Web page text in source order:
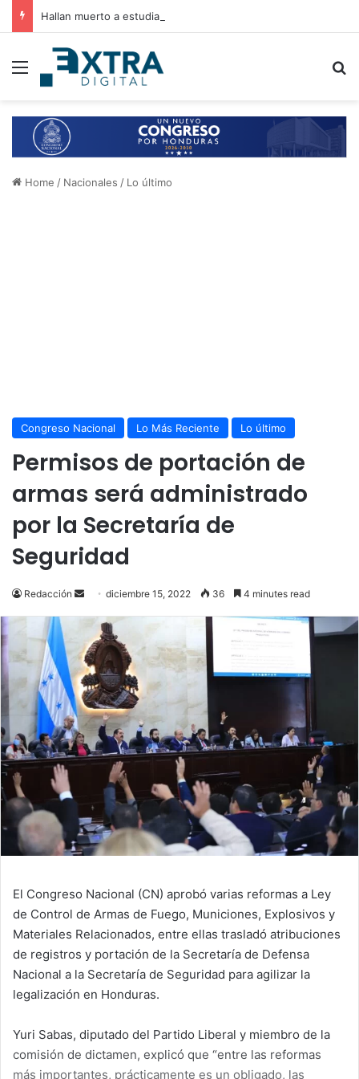
Menu
Home / Nacionales / Lo último
Congreso Nacional Lo Más Reciente Lo último
Permisos de portación de
armas será administrado
por la Secretaría de
Seguridad
Redacción
Send
email
diciembre 15, 2022 36 4 minutes read
El Congreso Nacional (CN) aprobó varias reformas a Ley
de Control de Armas de Fuego, Municiones, Explosivos y
Materiales Relacionados, entre ellas trasladó atribuciones
de registros y portación de la Secretaría de Defensa
Nacional a la Secretaría de Seguridad para agilizar la
legalización en Honduras.
Yuri Sabas, diputado del Partido Liberal y miembro de la
comisión de dictamen, explicó que “entre las reformas
más importantes, prácticamente es un obligado, las